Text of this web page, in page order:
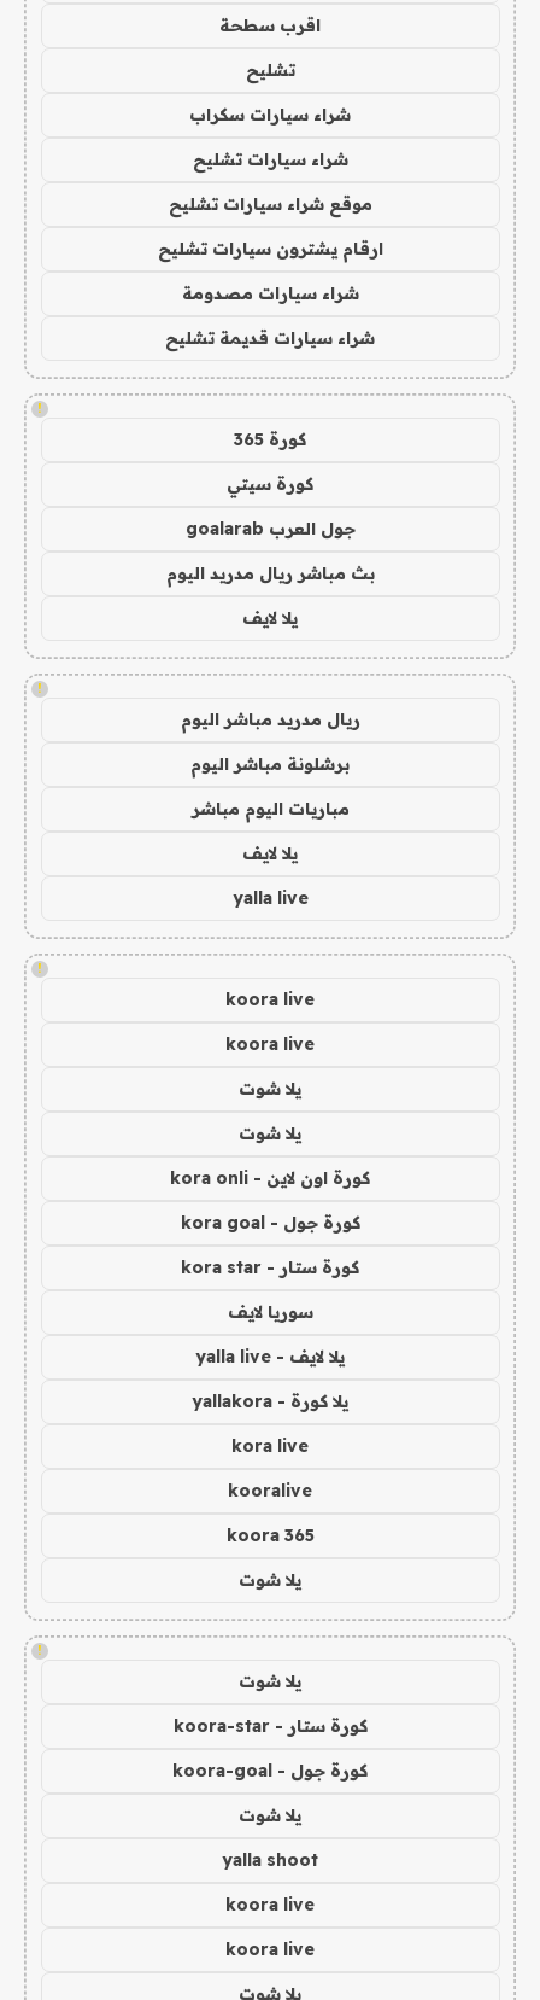
اقرب سطحة
تشليح
شراء سيارات سكراب
شراء سيارات تشليح
موقع شراء سيارات تشليح
ارقام يشترون سيارات تشليح
شراء سيارات مصدومة
شراء سيارات قديمة تشليح
!
كورة 365
كورة سيتي
جول العرب goalarab
بث مباشر ريال مدريد اليوم
يلا لايف
!
ريال مدريد مباشر اليوم
برشلونة مباشر اليوم
مباريات اليوم مباشر
يلا لايف
yalla live
!
koora live
koora live
يلا شوت
يلا شوت
كورة اون لاين - kora onli
كورة جول - kora goal
كورة ستار - kora star
سوريا لايف
يلا لايف - yalla live
يلا كورة - yallakora
kora live
kooralive
koora 365
يلا شوت
!
يلا شوت
كورة ستار - koora-star
كورة جول - koora-goal
يلا شوت
yalla shoot
koora live
koora live
يلا شوت